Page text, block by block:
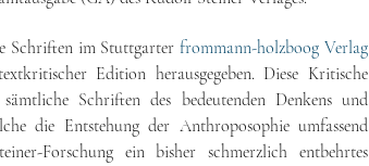
Schriften im Stuttgarter frommann-holzboog Verlag
Edition herausgegeben. Diese Kritische
Schriften des bedeutenden Denkens und
die Entstehung der Anthroposophie umfassend
Forschung ein bisher schmerzlich entbehrtes